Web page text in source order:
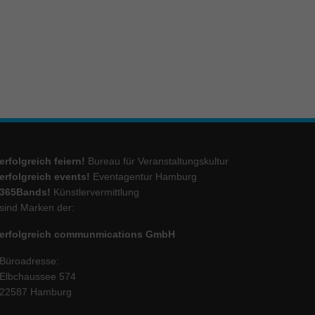
erfolgreich feiern! Bureau für Veranstaltungskultur
erfolgreich events! Eventagentur Hamburg
365Bands! Künstlervermittlung
sind Marken der:
erfolgreich communmications GmbH
Büroadresse:
Elbchaussee 574
22587 Hamburg
Externe Medien